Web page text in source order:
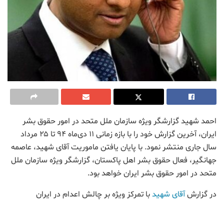
احمد شهید گزارشگر ویژه سازمان ملل متحد در امور حقوق بشر
ایران، آخرین گزارش خود را با بازه زمانی ۱۱ دی‌ماه ۹۴ تا ۲۵ مرداد
سال جاری منتشر نمود. با پایان یافتن ماموریت آقای شهید، عاصمه
جهانگیر، فعال حقوق بشر اهل پاکستان، گزارشگر ویژه سازمان ملل
متحد در امور حقوق بشر ایران خواهد بود.
در گزارشآقای شهیدبا تمرکز ویژه بر چالش اعدام در ایران